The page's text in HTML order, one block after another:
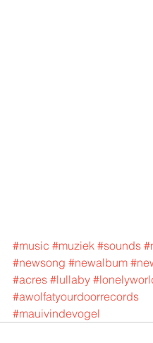
#music #muziek #sounds
#newsong #newalbum
#acres #lullaby
#awolfatyourdoorrecords
#mauivindevogel